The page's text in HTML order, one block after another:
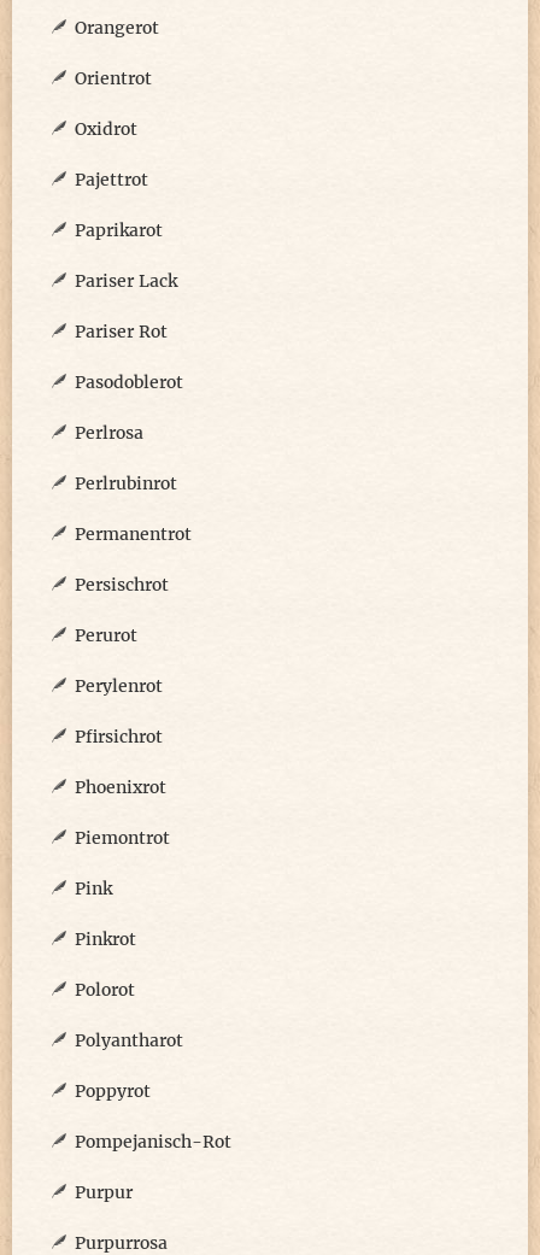
Orangerot
Orientrot
Oxidrot
Pajettrot
Paprikarot
Pariser Lack
Pariser Rot
Pasodoblerot
Perlrosa
Perlrubinrot
Permanentrot
Persischrot
Perurot
Perylenrot
Pfirsichrot
Phoenixrot
Piemontrot
Pink
Pinkrot
Polorot
Polyantharot
Poppyrot
Pompejanisch-Rot
Purpur
Purpurrosa